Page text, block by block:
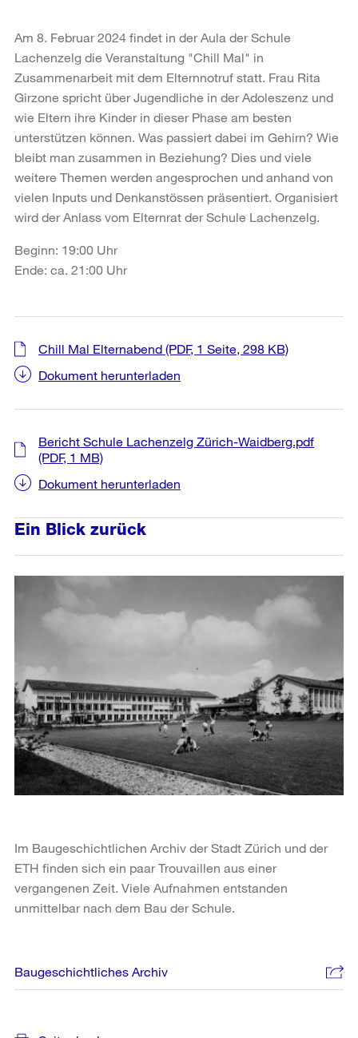
Am 8. Februar 2024 findet in der Aula der Schule
Lachenzelg die Veranstaltung "Chill Mal" in
Zusammenarbeit mit dem Elternnotruf statt. Frau Rita
Girzone spricht über Jugendliche in der Adoleszenz und
wie Eltern ihre Kinder in dieser Phase am besten
unterstützen können. Was passiert dabei im Gehirn? Wie
bleibt man zusammen in Beziehung? Dies und viele
weitere Themen werden angesprochen und anhand von
vielen Inputs und Denkanstössen präsentiert. Organisiert
wird der Anlass vom Elternrat der Schule Lachenzelg.
Beginn: 19:00 Uhr
Ende: ca. 21:00 Uhr
Chill Mal Elternabend (PDF, 1 Seite, 298 KB)
Dokument herunterladen
Bericht Schule Lachenzelg Zürich-Waidberg.pdf
(PDF, 1 MB)
Dokument herunterladen
Ein Blick zurück
Im Baugeschichtlichen Archiv der Stadt Zürich und der
ETH finden sich ein paar Trouvaillen aus einer
vergangenen Zeit. Viele Aufnahmen entstanden
unmittelbar nach dem Bau der Schule.
Baugeschichtliches Archiv